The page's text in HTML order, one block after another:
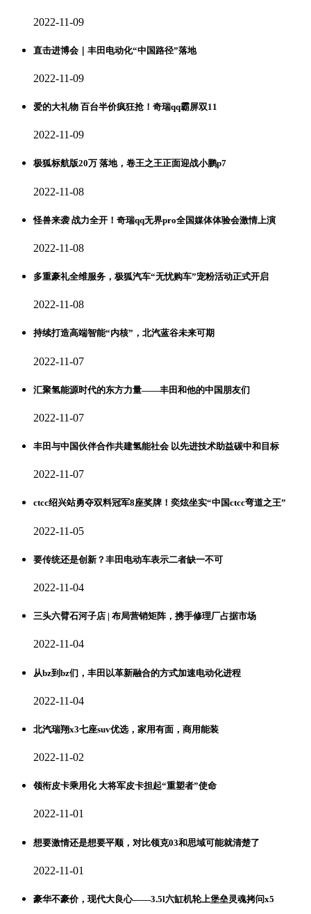
2022-11-09
直击进博会｜丰田电动化“中国路径”落地
2022-11-09
爱的大礼物 百台半价疯狂抢！奇瑞qq霸屏双11
2022-11-09
极狐标航版20万 落地，卷王之王正面迎战小鹏p7
2022-11-08
怪兽来袭 战力全开！奇瑞qq无界pro全国媒体体验会激情上演
2022-11-08
多重豪礼全维服务，极狐汽车“无忧购车”宠粉活动正式开启
2022-11-08
持续打造高端智能“内核”，北汽蓝谷未来可期
2022-11-07
汇聚氢能源时代的东方力量——丰田和他的中国朋友们
2022-11-07
丰田与中国伙伴合作共建氢能社会 以先进技术助益碳中和目标
2022-11-07
ctcc绍兴站勇夺双料冠军8座奖牌！奕炫坐实“中国ctcc弯道之王”
2022-11-05
要传统还是创新？丰田电动车表示二者缺一不可
2022-11-04
三头六臂石河子店 | 布局营销矩阵，携手修理厂占据市场
2022-11-04
从bz到bz们，丰田以革新融合的方式加速电动化进程
2022-11-04
北汽瑞翔x3七座suv优选，家用有面，商用能装
2022-11-02
领衔皮卡乘用化 大将军皮卡担起“重塑者”使命
2022-11-01
想要激情还是想要平顺，对比领克03和思域可能就清楚了
2022-11-01
豪华不豪价，现代大良心——3.5l六缸机轮上堡垒灵魂拷问x5